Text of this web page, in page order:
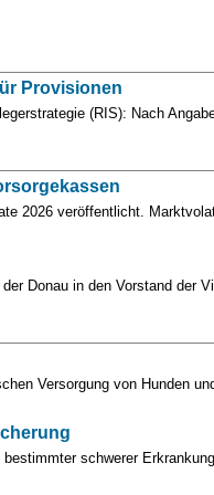
Provisionen
(RIS): Nach
2026 veröffentlicht.
Donau in den Vorstand der
Versorgung von Hunden
schwerer